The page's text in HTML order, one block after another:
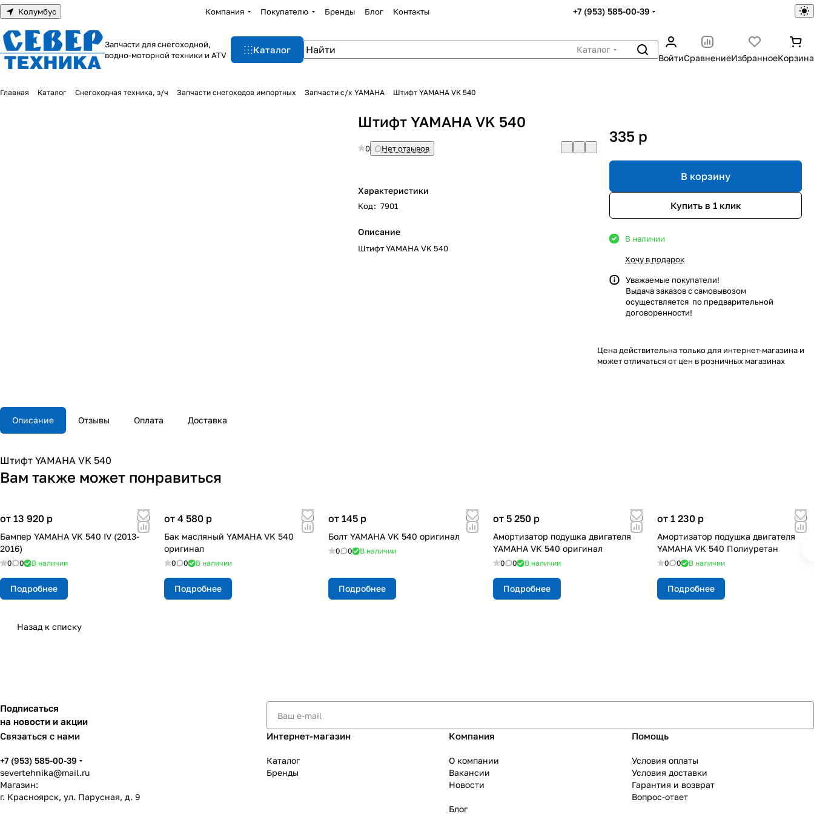
Колумбус Компания Покупателю Бренды Блог Контакты +7 (953) 585-00-39
Запчасти для снегоходной,
водно-моторной техники и ATV
Каталог
Каталог
ВойтиСравнениеИзбранноеКорзина
Главная Каталог Снегоходная техника, з/ч Запчасти снегоходов импортных Запчасти с/х YAMAHA Штифт YAMAHA VK 540
Штифт YAMAHA VK 540
0 Нет отзывов
Характеристики
Код: 7901
Описание
Штифт YAMAHA VK 540
335 p
В корзину
Купить в 1 клик
В наличии
Хочу в подарок
Уважаемые покупатели!
Выдача заказов с самовывозом
осуществляется по предварительной
договоренности!
Цена действительна только для интернет-магазина и
может отличаться от цен в розничных магазинах
Описание Отзывы Оплата Доставка
Штифт YAMAHA VK 540
Вам также может понравиться
от 13 920 p
Бампер YAMAHA VK 540 IV (2013-
2016)
0 0 В наличии
Подробнее
от 4 580 p
Бак масляный YAMAHA VK 540
оригинал
0 0 В наличии
Подробнее
от 145 p
Болт YAMAHA VK 540 оригинал
0 0 В наличии
Подробнее
от 5 250 p
Амортизатор подушка двигателя
YAMAHA VK 540 оригинал
0 0 В наличии
Подробнее
от 1 230 p
Амортизатор подушка двигателя
YAMAHA VK 540 Полиуретан
0 0 В наличии
Подробнее
Назад к списку
Подписаться
на новости и акции
Связаться с нами
+7 (953) 585-00-39
severtehnika@mail.ru
Магазин:
г. Красноярск, ул. Парусная, д. 9
Интернет-магазин
Каталог
Бренды
Компания
О компании
Вакансии
Новости
Блог
Помощь
Условия оплаты
Условия доставки
Гарантия и возврат
Вопрос-ответ